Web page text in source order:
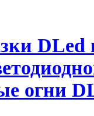
DLed
огни